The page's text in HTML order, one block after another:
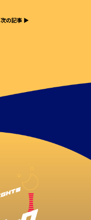
次の記事 ▶︎